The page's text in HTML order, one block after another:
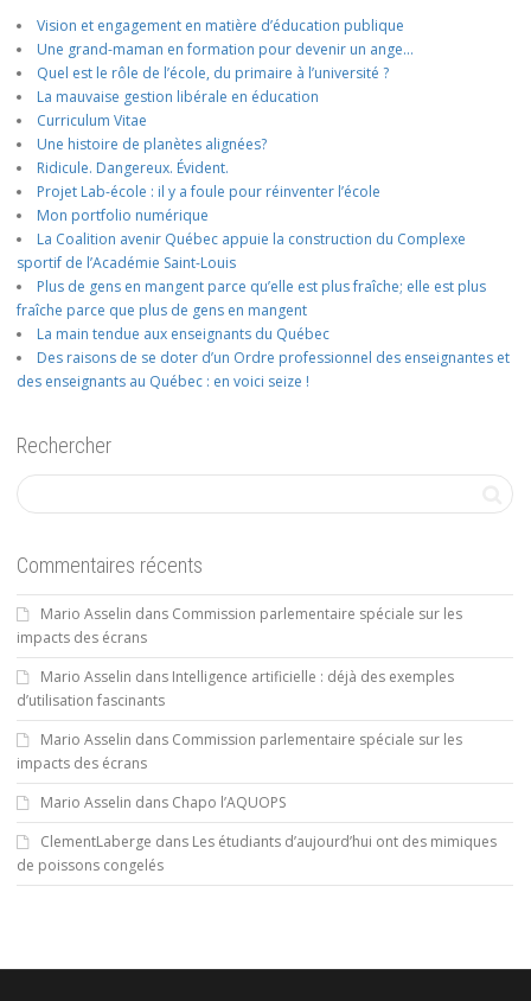
Vision et engagement en matière d’éducation publique
Une grand-maman en formation pour devenir un ange…
Quel est le rôle de l’école, du primaire à l’université ?
La mauvaise gestion libérale en éducation
Curriculum Vitae
Une histoire de planètes alignées?
Ridicule. Dangereux. Évident.
Projet Lab-école : il y a foule pour réinventer l’école
Mon portfolio numérique
La Coalition avenir Québec appuie la construction du Complexe
sportif de l’Académie Saint-Louis
Plus de gens en mangent parce qu’elle est plus fraîche; elle est plus
fraîche parce que plus de gens en mangent
La main tendue aux enseignants du Québec
Des raisons de se doter d’un Ordre professionnel des enseignantes et
des enseignants au Québec : en voici seize !
Rechercher
Commentaires récents
Mario Asselin dans Commission parlementaire spéciale sur les
impacts des écrans
Mario Asselin dans Intelligence artificielle : déjà des exemples
d’utilisation fascinants
Mario Asselin dans Commission parlementaire spéciale sur les
impacts des écrans
Mario Asselin dans Chapo l’AQUOPS
ClementLaberge dans Les étudiants d’aujourd’hui ont des mimiques
de poissons congelés